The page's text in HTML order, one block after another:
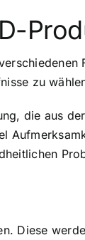
zu
die aus
Diese